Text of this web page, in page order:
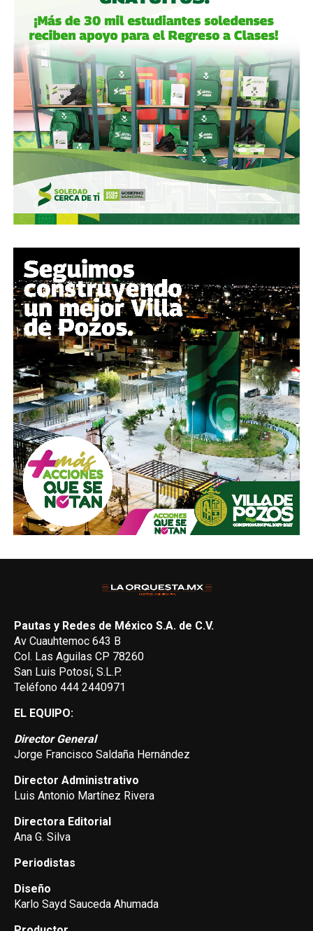
Pautas y Redes de México S.A. de C.V.
Av Cuauhtemoc 643 B
Col. Las Aguilas CP 78260
San Luis Potosí, S.L.P.
Teléfono 444 2440971
EL EQUIPO:
Director General
Jorge Francisco Saldaña Hernández
Director Administrativo
Luis Antonio Martínez Rivera
Directora Editorial
Ana G. Silva
Periodistas
Diseño
Karlo Sayd Sauceda Ahumada